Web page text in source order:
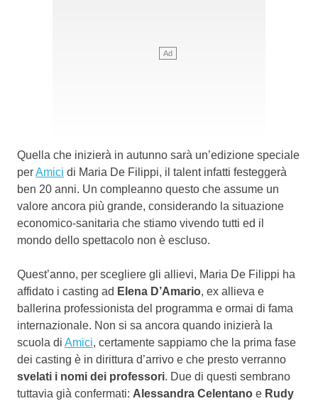
Quella che inizierà in autunno sarà un’edizione speciale
perAmici di Maria De Filippi, il talent infatti festeggerà
ben 20 anni. Un compleanno questo che assume un
valore ancora più grande, considerando la situazione
economico-sanitaria che stiamo vivendo tutti ed il
mondo dello spettacolo non è escluso.
Quest’anno, per scegliere gli allievi, Maria De Filippi ha
affidato i casting ad Elena D’Amario, ex allieva e
ballerina professionista del programma e ormai di fama
internazionale. Non si sa ancora quando inizierà la
scuola di Amici, certamente sappiamo che la prima fase
dei casting è in dirittura d’arrivo e che presto verranno
svelati i nomi dei professori. Due di questi sembrano
tuttavia già confermati: Alessandra Celentano e Rudy